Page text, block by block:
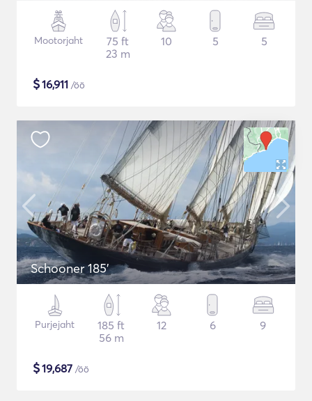
Mootorjaht
75 ft
23 m
10 5 5
$16,911 /öö
Schooner 185'
Purjejaht
185 ft
56 m
12 6 9
$19,687 /öö